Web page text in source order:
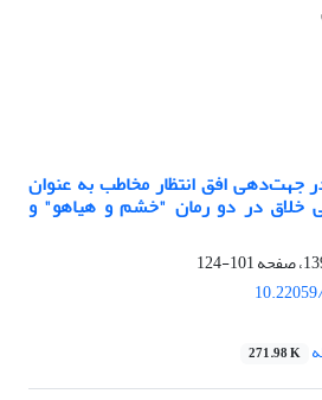
جهت‌دهی افق انتظار مخاطب به عنوان
خلاق در دو رمان "خشم و هیاهو" و
101-124
271.98 K